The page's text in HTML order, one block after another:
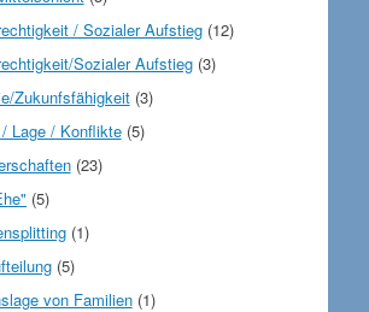
/ Sozialer Aufstieg(12)
Sozialer Aufstieg(3)
Zukunfsfähigkeit(3)
Lage / Konflikte(5)
(23)
(5)
(1)
(5)
von Familien(1)